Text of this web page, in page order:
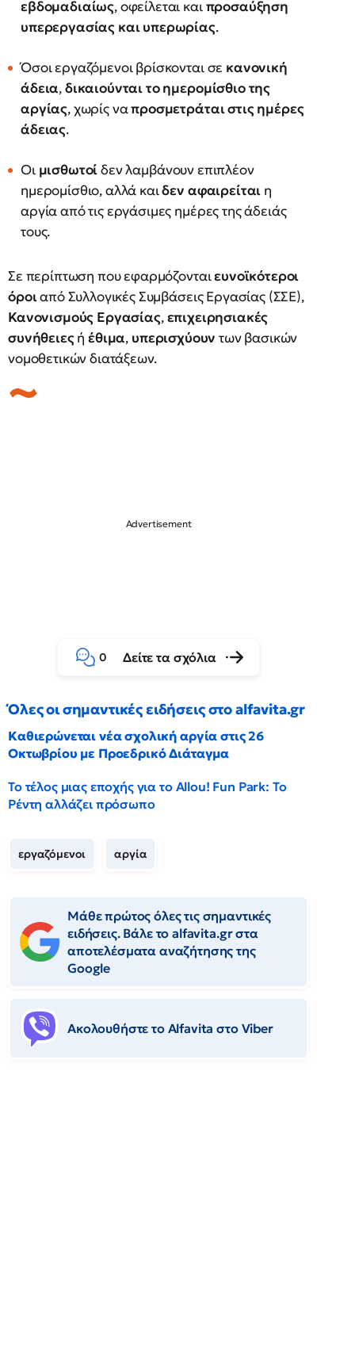
εβδομαδιαίως, οφείλεται καιπροσαύξηση
υπερεργασίας και υπερωρίας.
Όσοι εργαζόμενοι βρίσκονται σε κανονική
άδεια,δικαιούνται το ημερομίσθιο της
αργίας, χωρίς ναπροσμετράται στις ημέρες
άδειας.
Οι μισθωτοίδεν λαμβάνουν επιπλέον
ημερομίσθιο, αλλά καιδεν αφαιρείται η
αργία από τις εργάσιμες ημέρες της άδειάς
τους.
Σε περίπτωση που εφαρμόζονταιευνοϊκότεροι
όροιαπό Συλλογικές Συμβάσεις Εργασίας (ΣΣΕ),
Κανονισμούς Εργασίας,επιχειρησιακές
συνήθειεςήέθιμα, υπερισχύουν των βασικών
νομοθετικών διατάξεων.
0 Δείτε τα σχόλια
Όλες οι σημαντικές ειδήσεις στο alfavita.gr
Καθιερώνεται νέα σχολική αργία στις 26
Οκτωβρίου με Προεδρικό Διάταγμα
Το τέλος μιας εποχής για το Allou! Fun Park: Το
Ρέντη αλλάζει πρόσωπο
εργαζόμενοι αργία
Μάθε πρώτος όλες τις σημαντικές
ειδήσεις. Βάλε το alfavita.gr στα
αποτελέσματα αναζήτησης της
Google
Ακολουθήστε το Αlfavita στο Viber